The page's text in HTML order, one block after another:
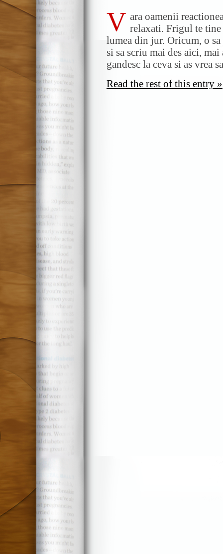
V ara oamenii
relaxati. Frigul te tine
lumea din jur. Oricum, o
si sa scriu mai des aici,
gandesc la ceva si as vrea
Read the rest of this entry »